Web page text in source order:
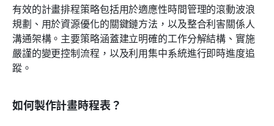
有效的計畫排程策略包括用於適應性時間管理的滾動波浪
規劃、用於資源優化的關鍵鏈方法，以及整合利害關係人
溝通架構。主要策略涵蓋建立明確的工作分解結構、實施
嚴謹的變更控制流程，以及利用集中系統進行即時進度追
蹤。
如何製作計畫時程表？